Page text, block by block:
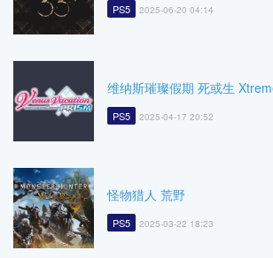
PS5 2025-06-20 04:14
维纳斯璀璨假期 死或生
PS5 2025-04-17 20:52
怪物猎人 荒野
PS5 2025-03-22 18:23